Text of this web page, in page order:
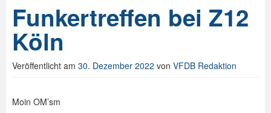
Relais
Downloads
Spenden
Funkertreffen bei Z12
Köln
Veröffentlicht am 30. Dezember 2022 von VFDB Redaktion
Moin OM’sm